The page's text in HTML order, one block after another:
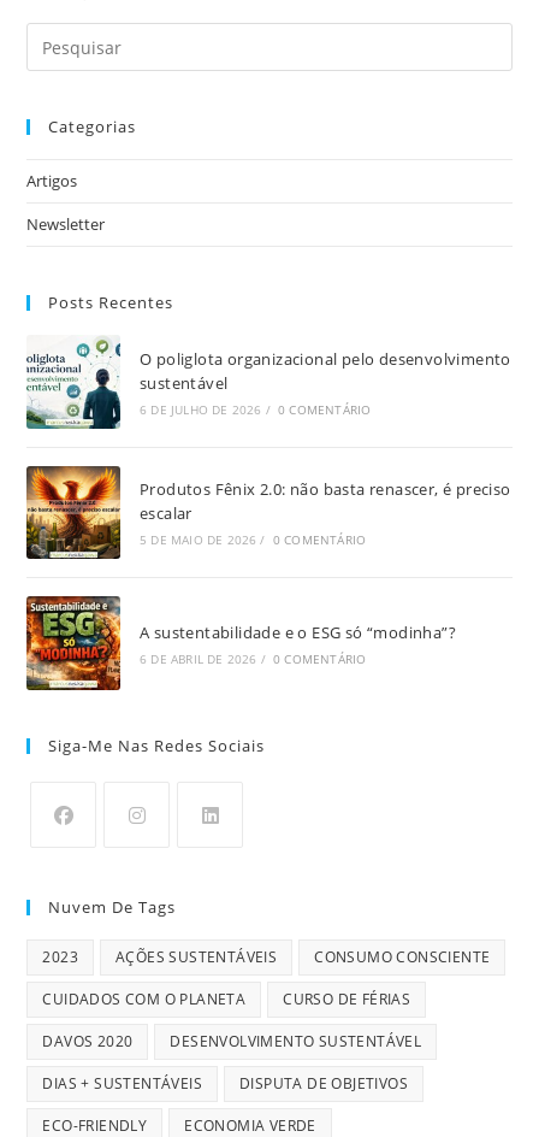
Categorias
Artigos
Newsletter
Posts Recentes
O poliglota organizacional pelo desenvolvimento
sustentável
6 DE JULHO DE 2026 / 0 COMENTÁRIO
Produtos Fênix 2.0: não basta renascer, é preciso
escalar
5 DE MAIO DE 2026 / 0 COMENTÁRIO
A sustentabilidade e o ESG só “modinha”?
6 DE ABRIL DE 2026 / 0 COMENTÁRIO
Siga-Me Nas Redes Sociais
Nuvem De Tags
2023 AÇÕES SUSTENTÁVEIS CONSUMO CONSCIENTE
CUIDADOS COM O PLANETA CURSO DE FÉRIAS
DAVOS 2020 DESENVOLVIMENTO SUSTENTÁVEL
DIAS + SUSTENTÁVEIS DISPUTA DE OBJETIVOS
ECO-FRIENDLY ECONOMIA VERDE